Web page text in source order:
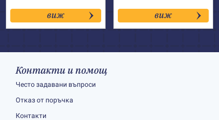
виж виж
Контакти и помощ
Често задавани въпроси
Отказ от поръчка
Контакти